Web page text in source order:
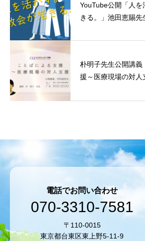
YouTube公開「人
きる。」池田恵賜
朴明子先生公開講義
援～医療現場の対人
電話でお問い合わせ
070-3310-7581
〒110-0015
東京都台東区東上野5-11-9